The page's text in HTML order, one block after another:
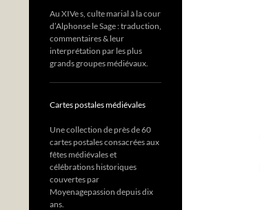
Au XIVe s, culte marial à la cour
d’Alphonse le Sage : traduction,
commentaires & leur
interprétation par les plus
grands groupes médiévaux.
Cartes postales médiévales
Une collection de près de 60
cartes postales consacrées aux
fêtes médiévales et
célébrations historiques
couvertes par
Moyenagepassion depuis dix
ans.